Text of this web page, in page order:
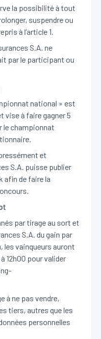
la possibilité à tout
suspendre ou
à l’article 1.
S.A. ne
par le participant ou
national » est
vise à faire gagner 5
le championnat
et
S.A. puisse publier
afin de faire la
par tirage au sort et
S.A. du gain par
les vainqueurs auront
12h00 pour valider
à ne pas vendre,
tiers, autres que les
personnelles